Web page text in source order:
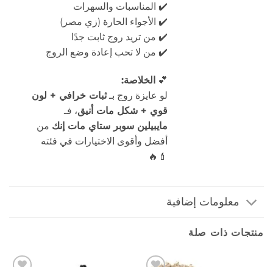
✔️ المناسبات والسهرات
✔️ الأجواء الحارة (زي مصر)
✔️ من تريد روج ثابت جدًا
✔️ من لا تحب إعادة وضع الروج
💕 الخلاصة:
لو عايزة روج بـثبات خرافي + لون
قوي + شكل مات أنيق، فـ
مايبيلين سوبر ستاي مات إنك من
أفضل وأقوى الاختيارات في فئته
💄🔥
معلومات إضافية
منتجات ذات صلة